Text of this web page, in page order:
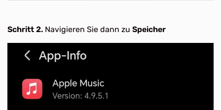
Schritt 2. Navigieren Sie dann zu Speicher